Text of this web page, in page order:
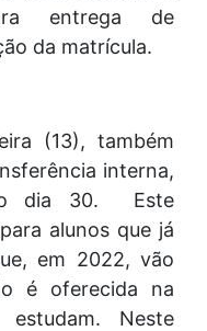
entrega de
da matrícula.
(13), também
interna,
o dia 30. Este
alunos que já
em 2022, vão
é oferecida na
estudam. Neste